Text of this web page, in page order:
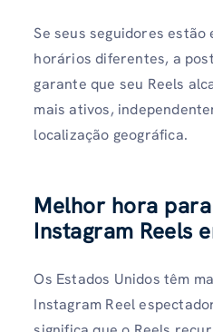
Se seus seguidores estão
horários diferentes, a
garante que seu Reels
mais ativos,
localização geográfica.
Melhor hora
Instagram Reels
Os Estados Unidos têm
Instagram Reel